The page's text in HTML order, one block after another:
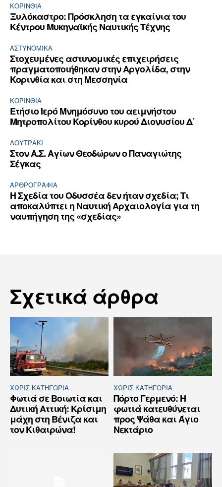
ΚΟΡΙΝΘΊΑ
Ξυλόκαστρο: Πρόσκληση τα εγκαίνια του
Κέντρου Μυκηναϊκής Ναυτικής Τέχνης
ΑΣΤΥΝΟΜΙΚΆ
Στοχευμένες αστυνομικές επιχειρήσεις
πραγματοποιήθηκαν στην Αργολίδα, στην
Κορινθία και στη Μεσσηνία
ΚΟΡΙΝΘΊΑ
Ετήσιο Ιερό Μνημόσυνο του αειμνήστου
Μητροπολίτου Κορίνθου κυρού Διονυσίου Δ΄
ΛΟΥΤΡΆΚΙ
Στον Α.Σ. Αγίων Θεοδώρων ο Παναγιώτης
Σέγκας
ΑΡΘPΟΓΡΑΦΙΑ
Η Σχεδία του Οδυσσέα δεν ήταν σχεδία; Τι
αποκαλύπτει η Ναυτική Αρχαιολογία για τη
ναυπήγηση της «σχεδίας»
Σχετικά άρθρα
ΧΩΡΊΣ ΚΑΤΗΓΟΡΊΑ
Φωτιά σε Βοιωτία και
Δυτική Αττική: Κρίσιμη
μάχη στη Βένιζα και
τον Κιθαιρώνα!
ΧΩΡΊΣ ΚΑΤΗΓΟΡΊΑ
Πόρτο Γερμενό: Η
φωτιά κατευθύνεται
προς Ψάθα και Άγιο
Νεκτάριο